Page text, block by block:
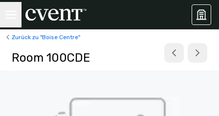
Zurück zu "Boise Centre"
Room 100CDE